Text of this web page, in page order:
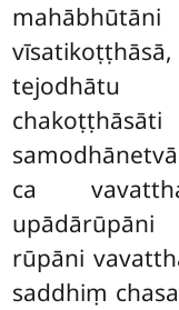
tejodhātu
ca
rūpāni
saddhiṃ